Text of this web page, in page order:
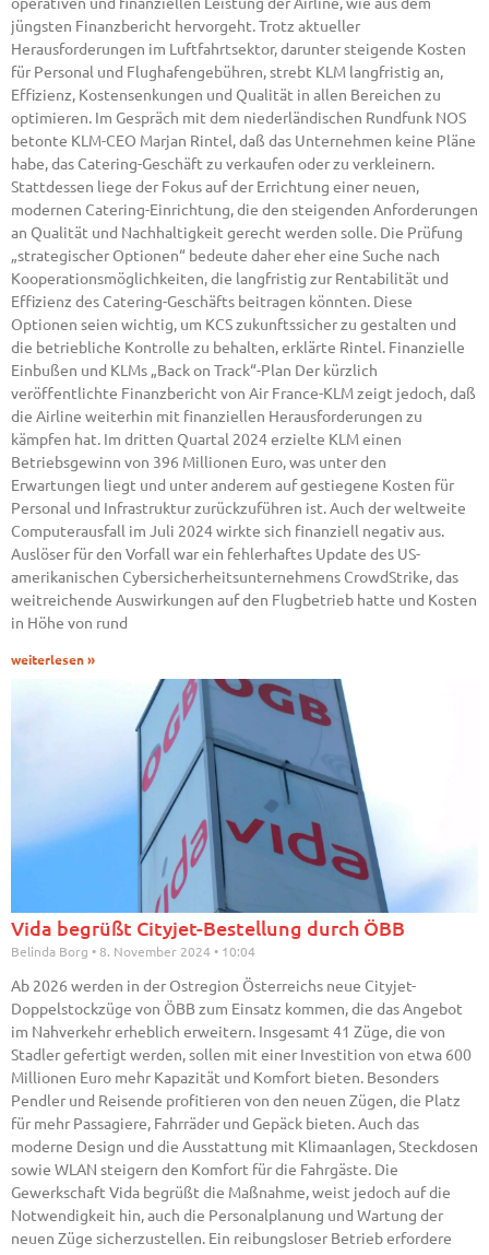
jüngsten Finanzbericht hervorgeht. Trotz aktueller
Herausforderungen im Luftfahrtsektor, darunter steigende Kosten
für Personal und Flughafengebühren, strebt KLM langfristig an,
Effizienz, Kostensenkungen und Qualität in allen Bereichen zu
optimieren. Im Gespräch mit dem niederländischen Rundfunk NOS
betonte KLM-CEO Marjan Rintel, daß das Unternehmen keine Pläne
habe, das Catering-Geschäft zu verkaufen oder zu verkleinern.
Stattdessen liege der Fokus auf der Errichtung einer neuen,
modernen Catering-Einrichtung, die den steigenden Anforderungen
an Qualität und Nachhaltigkeit gerecht werden solle. Die Prüfung
„strategischer Optionen“ bedeute daher eher eine Suche nach
Kooperationsmöglichkeiten, die langfristig zur Rentabilität und
Effizienz des Catering-Geschäfts beitragen könnten. Diese
Optionen seien wichtig, um KCS zukunftssicher zu gestalten und
die betriebliche Kontrolle zu behalten, erklärte Rintel. Finanzielle
Einbußen und KLMs „Back on Track“-Plan Der kürzlich
veröffentlichte Finanzbericht von Air France-KLM zeigt jedoch, daß
die Airline weiterhin mit finanziellen Herausforderungen zu
kämpfen hat. Im dritten Quartal 2024 erzielte KLM einen
Betriebsgewinn von 396 Millionen Euro, was unter den
Erwartungen liegt und unter anderem auf gestiegene Kosten für
Personal und Infrastruktur zurückzuführen ist. Auch der weltweite
Computerausfall im Juli 2024 wirkte sich finanziell negativ aus.
Auslöser für den Vorfall war ein fehlerhaftes Update des US-
amerikanischen Cybersicherheitsunternehmens CrowdStrike, das
weitreichende Auswirkungen auf den Flugbetrieb hatte und Kosten
in Höhe von rund
weiterlesen »
Vida begrüßt Cityjet-Bestellung durch ÖBB
Belinda Borg 8. November 2024 10:04
Ab 2026 werden in der Ostregion Österreichs neue Cityjet-
Doppelstockzüge von ÖBB zum Einsatz kommen, die das Angebot
im Nahverkehr erheblich erweitern. Insgesamt 41 Züge, die von
Stadler gefertigt werden, sollen mit einer Investition von etwa 600
Millionen Euro mehr Kapazität und Komfort bieten. Besonders
Pendler und Reisende profitieren von den neuen Zügen, die Platz
für mehr Passagiere, Fahrräder und Gepäck bieten. Auch das
moderne Design und die Ausstattung mit Klimaanlagen, Steckdosen
sowie WLAN steigern den Komfort für die Fahrgäste. Die
Gewerkschaft Vida begrüßt die Maßnahme, weist jedoch auf die
Notwendigkeit hin, auch die Personalplanung und Wartung der
neuen Züge sicherzustellen. Ein reibungsloser Betrieb erfordere